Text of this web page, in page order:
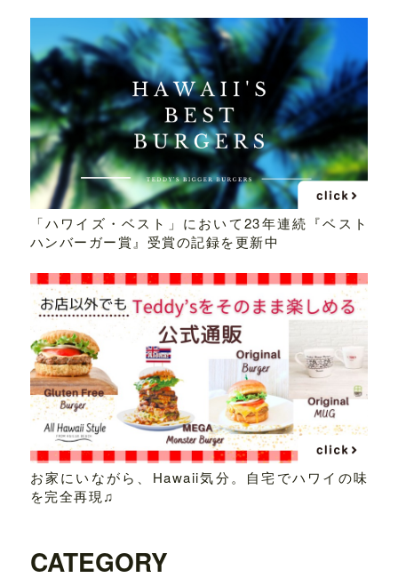
「ハワイズ・ベスト」において23年連続『ベスト
ハンバーガー賞』受賞の記録を更新中
お家にいながら、Hawaii気分。自宅でハワイの味
を完全再現♫
CATEGORY